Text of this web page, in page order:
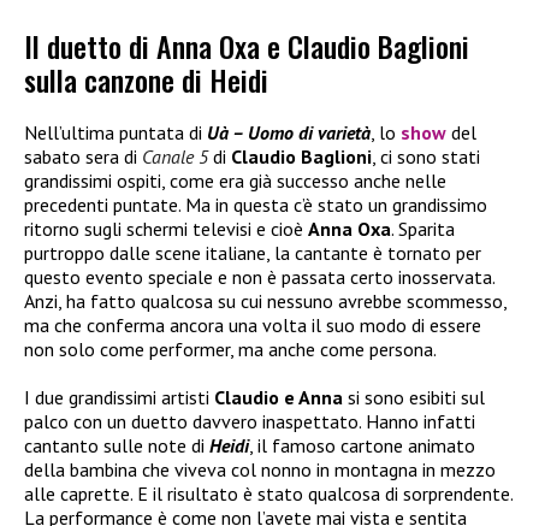
Il duetto di Anna Oxa e Claudio Baglioni
sulla canzone di Heidi
Nell’ultima puntata di Uà – Uomo di varietà , lo show del
sabato sera di Canale 5di Claudio Baglioni , ci sono stati
grandissimi ospiti, come era già successo anche nelle
precedenti puntate. Ma in questa c’è stato un grandissimo
ritorno sugli schermi televisi e cioè Anna Oxa. Sparita
purtroppo dalle scene italiane, la cantante è tornato per
questo evento speciale e non è passata certo inosservata.
Anzi, ha fatto qualcosa su cui nessuno avrebbe scommesso,
ma che conferma ancora una volta il suo modo di essere
non solo come performer, ma anche come persona.
I due grandissimi artisti Claudio e Anna si sono esibiti sul
palco con un duetto davvero inaspettato. Hanno infatti
cantanto sulle note di Heidi, il famoso cartone animato
della bambina che viveva col nonno in montagna in mezzo
alle caprette. E il risultato è stato qualcosa di sorprendente.
La performance è come non l’avete mai vista e sentita